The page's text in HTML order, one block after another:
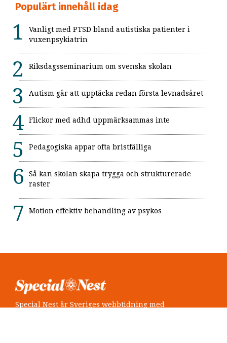
Populärt innehåll idag
Vanligt med PTSD bland autistiska patienter i
vuxenpsykiatrin
Riksdagsseminarium om svenska skolan
Autism går att upptäcka redan första levnadsåret
Flickor med adhd uppmärksammas inte
Pedagogiska appar ofta bristfälliga
Så kan skolan skapa trygga och strukturerade
raster
Motion effektiv behandling av psykos
Special Nest är Sveriges webbtidning med